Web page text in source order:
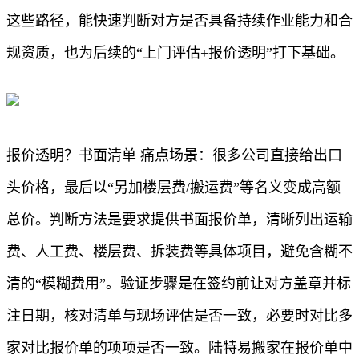
这些路径，能快速判断对方是否具备持续作业能力和合
规资质，也为后续的“上门评估+报价透明”打下基础。
报价透明？书面清单 痛点场景：很多公司直接给出口
头价格，最后以“另加楼层费/搬运费”等名义变成高额
总价。判断方法是要求提供书面报价单，清晰列出运输
费、人工费、楼层费、拆装费等具体项目，避免含糊不
清的“模糊费用”。验证步骤是在签约前让对方盖章并标
注日期，核对清单与现场评估是否一致，必要时对比多
家对比报价单的项项是否一致。陆特易搬家在报价单中